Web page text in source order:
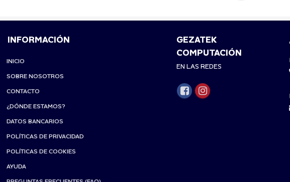
INFORMACIÓN
INICIO
SOBRE NOSOTROS
CONTACTO
¿DÓNDE ESTAMOS?
DATOS BANCARIOS
POLÍTICAS DE PRIVACIDAD
POLÍTICAS DE COOKIES
AYUDA
GEZATEK
COMPUTACIÓN
EN LAS REDES